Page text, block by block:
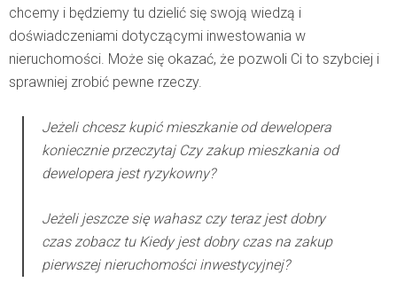
chcemy i będziemy tu dzielić się swoją wiedzą i
doświadczeniami dotyczącymi inwestowania w
nieruchomości. Może się okazać, że pozwoli Ci to szybciej i
sprawniej zrobić pewne rzeczy.
Jeżeli chcesz kupić mieszkanie od dewelopera
koniecznie przeczytaj Czy zakup mieszkania od
dewelopera jest ryzykowny?
Jeżeli jeszcze się wahasz czy teraz jest dobry
czas zobacz tu Kiedy jest dobry czas na zakup
pierwszej nieruchomości inwestycyjnej?